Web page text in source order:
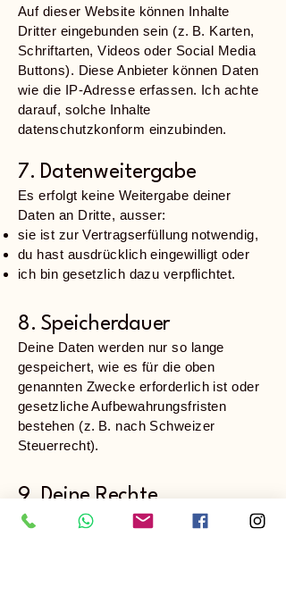
Auf dieser Website können Inhalte
Dritter eingebunden sein (z. B. Karten,
Schriftarten, Videos oder Social Media
Buttons). Diese Anbieter können Daten
wie die IP-Adresse erfassen. Ich achte
darauf, solche Inhalte
datenschutzkonform einzubinden.
7. Datenweitergabe
Es erfolgt keine Weitergabe deiner
Daten an Dritte, ausser:
sie ist zur Vertragserfüllung notwendig,
du hast ausdrücklich eingewilligt oder
ich bin gesetzlich dazu verpflichtet.
8. Speicherdauer
Deine Daten werden nur so lange
gespeichert, wie es für die oben
genannten Zwecke erforderlich ist oder
gesetzliche Aufbewahrungsfristen
bestehen (z. B. nach Schweizer
Steuerrecht).
9. Deine Rechte
Du hast das Recht auf: